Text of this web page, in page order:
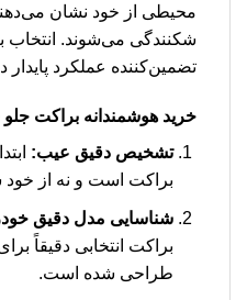
محیطی از خود نشان
شکنندگی می‌شوند. انتخاب
تضمین‌کننده عملکرد
خرید هوشمندانه براکت جلو
تشخیص دقیق عیب:
براکت است و نه از خود
شناسایی مدل دقیق
طراحی شده است.